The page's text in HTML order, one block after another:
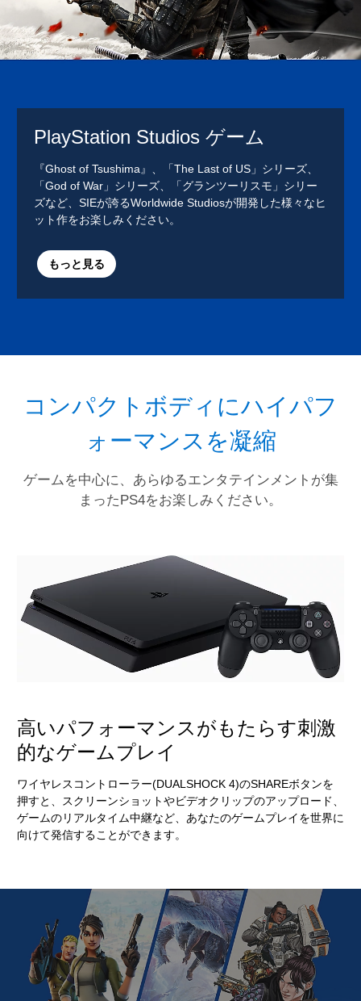
PlayStation Studios ゲーム
『Ghost of Tsushima』、「The Last of US」シリーズ、
「God of War」シリーズ、「グランツーリスモ」シリー
ズなど、SIEが誇るWorldwide Studiosが開発した様々なヒ
ット作をお楽しみください。
もっと見る
コンパクトボディにハイパフ
ォーマンスを凝縮
ゲームを中心に、あらゆるエンタテインメントが集
まったPS4をお楽しみください。
高いパフォーマンスがもたらす刺激
的なゲームプレイ
ワイヤレスコントローラー(DUALSHOCK 4)のSHAREボタンを
押すと、スクリーンショットやビデオクリップのアップロード、
ゲームのリアルタイム中継など、あなたのゲームプレイを世界に
向けて発信することができます。